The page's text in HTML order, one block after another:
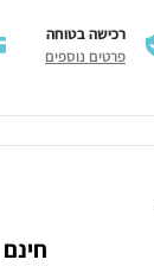
רכישה בטוחה
פרטים נוספים
חינם